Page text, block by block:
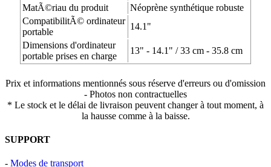
MatÃ©riau du produit
Néoprène synthétique robuste
CompatibilitÃ© ordinateur
portable
14.1"
Dimensions d'ordinateur
portable prises en charge
13" - 14.1" / 33 cm - 35.8 cm
Prix et informations mentionnés sous réserve d'erreurs ou d'omission
- Photos non contractuelles
* Le stock et le délai de livraison peuvent changer à tout moment, à
la hausse comme à la baisse.
SUPPORT
- Modes de transport